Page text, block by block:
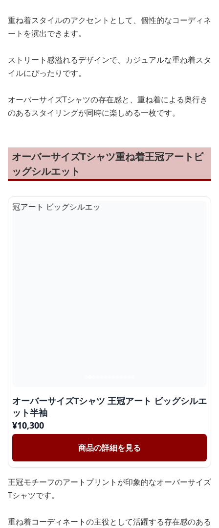
重ね着スタイルのアクセントとして、個性的なコーディネ
ートを演出できます。
ストリート感溢れるデザインで、カジュアルな重ね着スタ
イルにぴったりです。
オーバーサイズTシャツの存在感と、重ね着による奥行き
のあるスタイリングが同時に楽しめる一枚です。
オーバーサイズTシャツ重ね着王冠アートビ
ッグシルエット
オーバーサイズTシャツ 王冠アート ビッグシルエ
ット半袖
¥10,300
商品の詳細を見る
王冠モチーフのアートプリントが印象的なオーバーサイズ
Tシャツです。
重ね着コーディネートの主役として活躍する存在感のある